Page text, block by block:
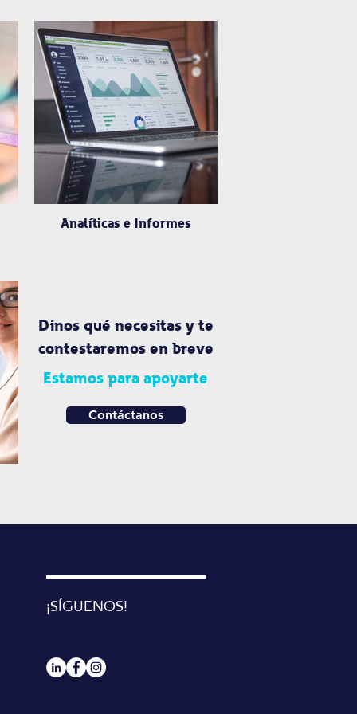
Analíticas e Informes
Dinos qué necesitas y te
contestaremos en breve
Estamos para apoyarte
Contáctanos
¡SÍGUENOS!